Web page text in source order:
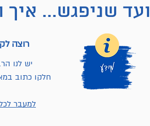
ועד שניפגש...
רוצה
יש לנו
חלקו כתוב
למעבר